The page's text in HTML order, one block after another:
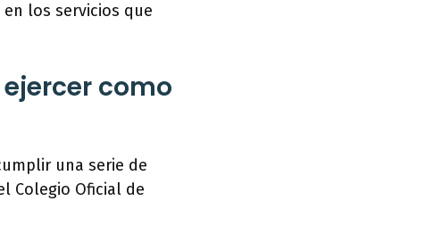
los servicios que
como
una serie de
Colegio Oficial de